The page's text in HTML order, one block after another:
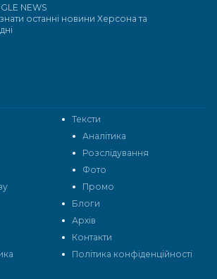
Тексти
Аналітика
Розслідування
Фото
Промо
Блоги
Архів
Контакти
Політика конфіденційності
NEWS
останні новини Херсона та